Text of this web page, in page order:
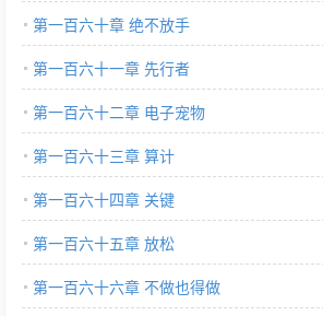
第一百六十章 绝不放手
第一百六十一章 先行者
第一百六十二章 电子宠物
第一百六十三章 算计
第一百六十四章 关键
第一百六十五章 放松
第一百六十六章 不做也得做